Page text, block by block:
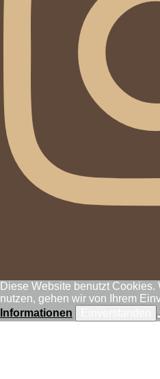
Diese Website benutzt
nutzen, gehen wir von Ihrem
Informationen